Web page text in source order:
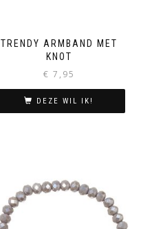
TRENDY ARMBAND MET
KNOT
€ 7,95
DEZE WIL IK!